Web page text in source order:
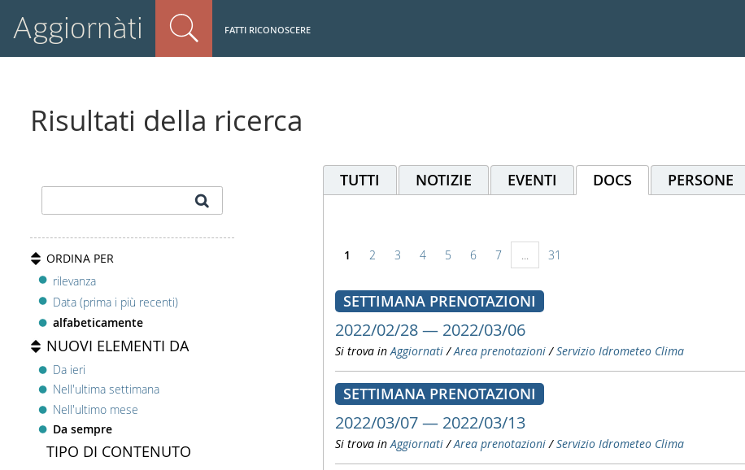
Aggiornàti FATTI RICONOSCERE
Risultati della ricerca
ORDINA PER
rilevanza
Data (prima i più recenti)
alfabeticamente
NUOVI ELEMENTI DA
Da ieri
Nell'ultima settimana
Nell'ultimo mese
Da sempre
TIPO DI CONTENUTO
TUTTI NOTIZIE EVENTI DOCS PERSONE
1 2 3 4 5 6 7 ... 31
SETTIMANA PRENOTAZIONI
2022/02/28 — 2022/03/06
Si trova in Aggiornati /Area prenotazioni /Servizio Idrometeo Clima
SETTIMANA PRENOTAZIONI
2022/03/07 — 2022/03/13
Si trova in Aggiornati /Area prenotazioni /Servizio Idrometeo Clima